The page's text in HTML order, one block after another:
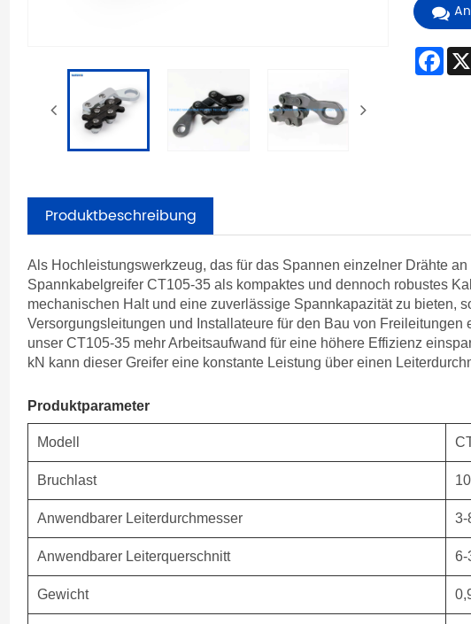
Produktbeschreibung
Als Hochleistungswerkzeug, das für das Spannen einzelner Drähte
Spannkabelgreifer CT105-35 als kompaktes und dennoch robustes
mechanischen Halt und eine zuverlässige Spannkapazität zu bieten,
Versorgungsleitungen und Installateure für den Bau von
unser CT105-35 mehr Arbeitsaufwand für eine höhere Effizienz
kN kann dieser Greifer eine konstante Leistung über einen
Produktparameter
Modell
Bruchlast
Anwendbarer Leiterdurchmesser 3-
Anwendbarer Leiterquerschnitt 6-
Gewicht